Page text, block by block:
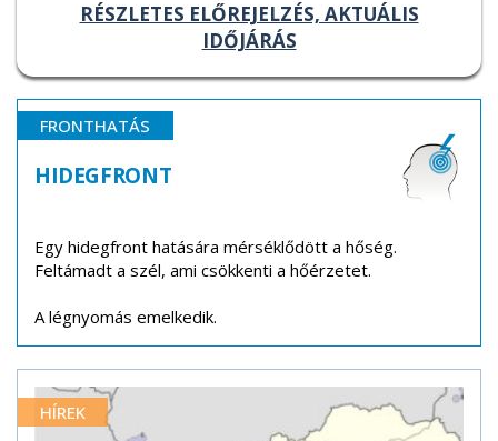
RÉSZLETES ELŐREJELZÉS, AKTUÁLIS
IDŐJÁRÁS
FRONTHATÁS
HIDEGFRONT
Egy hidegfront hatására mérséklődött a hőség.
Feltámadt a szél, ami csökkenti a hőérzetet.
A légnyomás emelkedik.
HÍREK